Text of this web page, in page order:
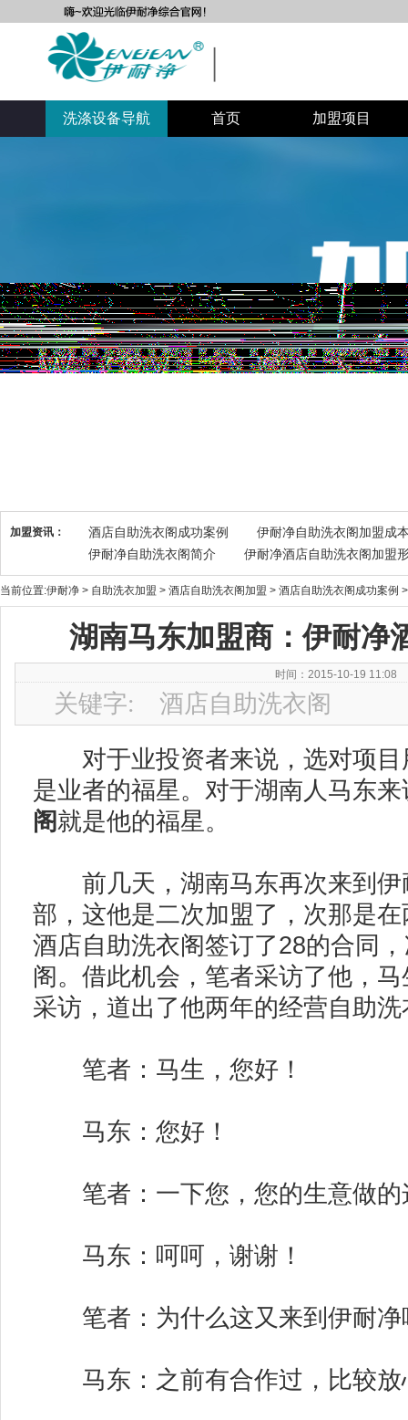
洗涤设备导航 首页 加盟项目
自助洗衣店加盟
加盟资讯： 酒店自助洗衣阁成功案例
伊耐净自助洗衣阁加盟成
伊耐净自助洗衣阁简介
伊耐净酒店自助洗衣阁加盟
伊耐净酒店自助洗衣阁加盟市场分析
伊耐净酒店自
伊耐净酒店自助洗衣阁加盟开店支持
伊耐净酒店自
校园自助洗衣房成功案例
伊耐净酒店自助洗衣阁加
当前位置:伊耐净 > 自助洗衣加盟 > 酒店自助洗衣阁加盟 > 酒店自助洗衣阁成功案例 >
湖南马东加盟商：伊耐净
时间：2015-10-19 11:08
关键字: 酒店自助洗衣阁
对于业投资者来说，选对项目
是业者的福星。对于湖南人马东
阁就是他的福星。
前几天，湖南马东再次来到伊
部，这他是二次加盟了，次那是
酒店自助洗衣阁签订了28的合同
阁。借此机会，笔者采访了他，
采访，道出了他两年的经营自助
笔者：马生，您好！
马东：您好！
笔者：一下您，您的生意做的
马东：呵呵，谢谢！
笔者：为什么这又来到伊耐净
马东：之前有合作过，比较放